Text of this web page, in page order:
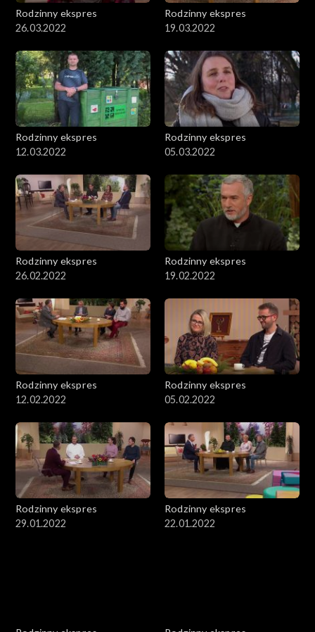
Rodzinny ekspres
26.03.2022
Rodzinny ekspres
19.03.2022
Rodzinny ekspres
12.03.2022
Rodzinny ekspres
05.03.2022
Rodzinny ekspres
26.02.2022
Rodzinny ekspres
19.02.2022
Rodzinny ekspres
12.02.2022
Rodzinny ekspres
05.02.2022
Rodzinny ekspres
29.01.2022
Rodzinny ekspres
22.01.2022